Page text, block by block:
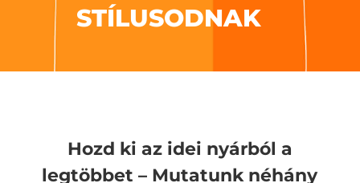
STÍLUSODNAK
Hozd ki az idei nyárból a
legtöbbet – Mutatunk néhány